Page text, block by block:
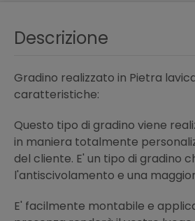
Descrizione
Gradino realizzato in Pietra
caratteristiche:
Questo tipo di gradino viene
in maniera totalmente
del cliente. E' un tipo di gradino
l'antiscivolamento e una
E' facilmente montabile e